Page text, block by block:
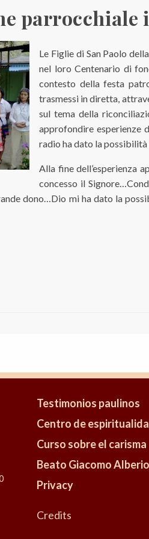
parrocchiale
Le Figlie di San Paolo
nel loro Centenario di
contesto della festa
trasmessi in diretta,
sul tema della
approfondire esperienze
radio ha dato la possibilità
Alla fine dell’esperienza
concesso il
dono…Dio mi ha dato la
Testimonios paulinos
Centro de
Curso sobre el carisma
Beato Giacomo
Privacy
Credits